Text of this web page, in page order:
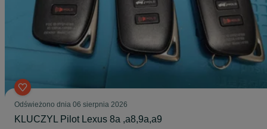
Odświeżono dnia 06 sierpnia 2026
KLUCZYL Pilot Lexus 8a ,a8,9a,a9